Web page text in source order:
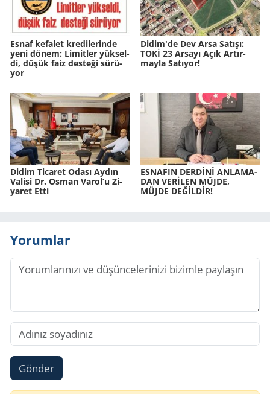
Esnaf ke­fa­let kre­di­le­rin­de
yeni dönem: Li­mit­ler yük­sel­
di, düşük faiz des­te­ği sü­rü­
yor
Didim'de Dev Arsa Sa­tı­şı:
TOKİ 23 Ar­sa­yı Açık Ar­tır­
may­la Sa­tı­yor!
Didim Ti­ca­ret Odası Aydın
Va­li­si Dr. Osman Varol’u Zi­
ya­ret Etti
ES­NA­FIN DERDİNİ AN­LA­MA­
DAN VERİLEN MÜJDE,
MÜJDE DEĞİLDİR!
Yorumlar
Gönder